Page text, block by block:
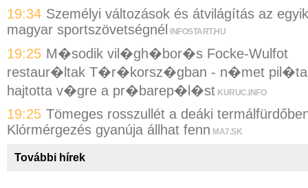
19:34 Személyi változások és átvilágítás az egyik
magyar sportszövetségnél INFOSTART.HU
19:25 M�sodik vil�gh�bor�s Focke-Wulfot
restaur�ltak T�r�korsz�gban - n�met pil�ta
hajtotta v�gre a pr�barep�l�st KURUC.INFO
19:25 Tömeges rosszullét a deáki
Klórmérgezés gyanúja állhat fenn MA7.SK
További hírek